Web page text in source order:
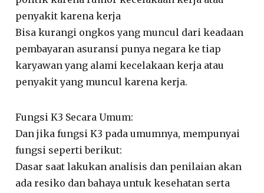
penyakit karena kerja
Bisa kurangi ongkos yang muncul dari keadaan
pembayaran asuransi punya negara ke tiap
karyawan yang alami kecelakaan kerja atau
penyakit yang muncul karena kerja.
Fungsi K3 Secara Umum:
Dan jika fungsi K3 pada umumnya, mempunyai
fungsi seperti berikut:
Dasar saat lakukan analisis dan penilaian akan
ada resiko dan bahaya untuk kesehatan serta